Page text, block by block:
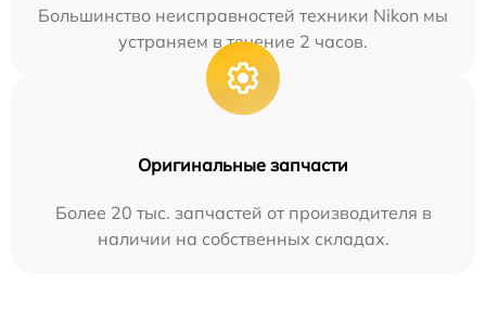
Большинство неисправностей техники Nikon мы
устраняем в течение 2 часов.
Оригинальные запчасти
Более 20 тыс. запчастей от производителя в
наличии на собственных складах.